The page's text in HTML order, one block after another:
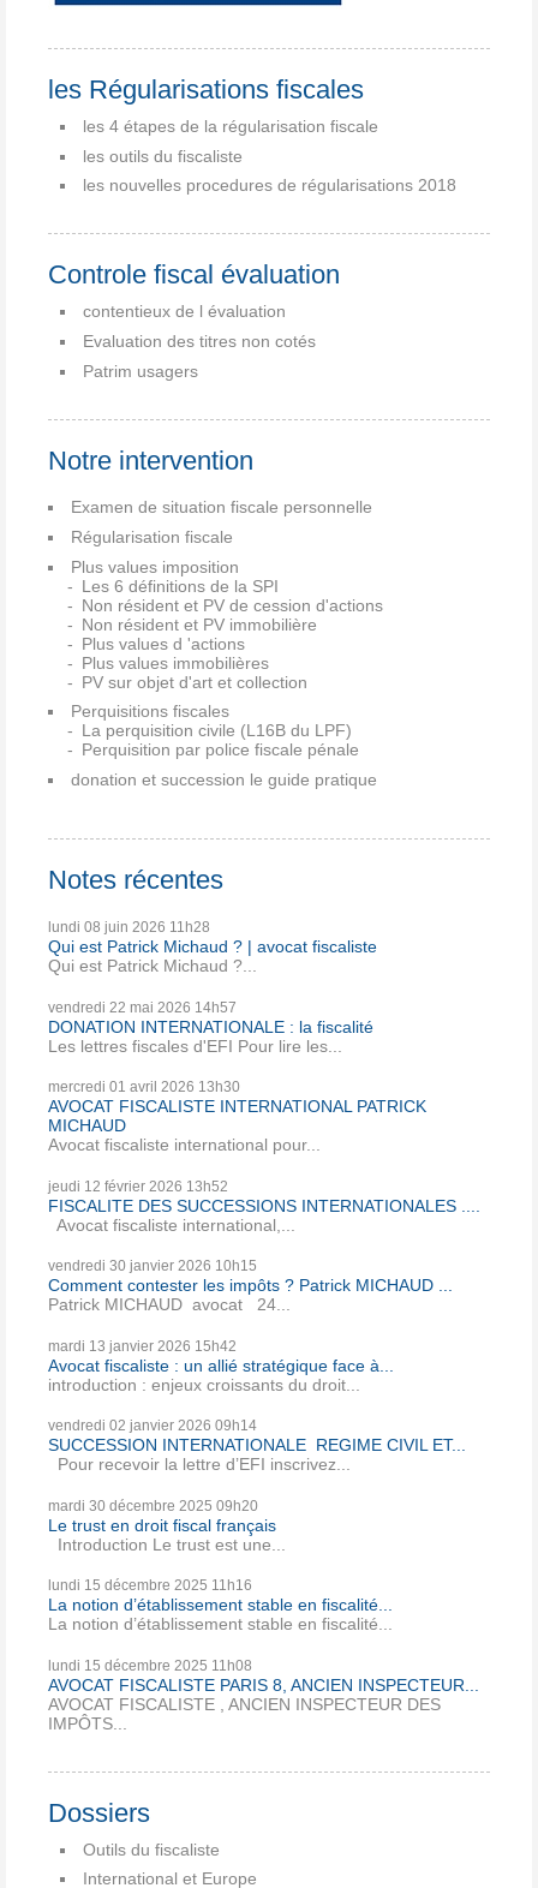
les Régularisations fiscales
les 4 étapes de la régularisation fiscale
les outils du fiscaliste
les nouvelles procedures de régularisations 2018
Controle fiscal évaluation
contentieux de l évaluation
Evaluation des titres non cotés
Patrim usagers
Notre intervention
Examen de situation fiscale personnelle
Régularisation fiscale
Plus values imposition
Les 6 définitions de la SPI
Non résident et PV de cession d'actions
Non résident et PV immobilière
Plus values d 'actions
Plus values immobilières
PV sur objet d'art et collection
Perquisitions fiscales
La perquisition civile (L16B du LPF)
Perquisition par police fiscale pénale
donation et succession le guide pratique
Notes récentes
lundi 08 juin 2026 11h28
Qui est Patrick Michaud ? | avocat fiscaliste
Qui est Patrick Michaud ?...
vendredi 22 mai 2026 14h57
DONATION INTERNATIONALE : la fiscalité
Les lettres fiscales d'EFI Pour lire les...
mercredi 01 avril 2026 13h30
AVOCAT FISCALISTE INTERNATIONAL PATRICK
MICHAUD
Avocat fiscaliste international pour...
jeudi 12 février 2026 13h52
FISCALITE DES SUCCESSIONS INTERNATIONALES ....
Avocat fiscaliste international,...
vendredi 30 janvier 2026 10h15
Comment contester les impôts ? Patrick MICHAUD ...
Patrick MICHAUD avocat 24...
mardi 13 janvier 2026 15h42
Avocat fiscaliste : un allié stratégique face à...
introduction : enjeux croissants du droit...
vendredi 02 janvier 2026 09h14
SUCCESSION INTERNATIONALE REGIME CIVIL ET...
Pour recevoir la lettre d’EFI inscrivez...
mardi 30 décembre 2025 09h20
Le trust en droit fiscal français
Introduction Le trust est une...
lundi 15 décembre 2025 11h16
La notion d’établissement stable en fiscalité...
La notion d’établissement stable en fiscalité...
lundi 15 décembre 2025 11h08
AVOCAT FISCALISTE PARIS 8, ANCIEN INSPECTEUR...
AVOCAT FISCALISTE , ANCIEN INSPECTEUR DES
IMPÔTS...
Dossiers
Outils du fiscaliste
International et Europe